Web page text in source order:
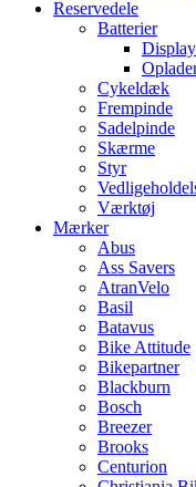
Reservedele
Batterier
Display
Cykeldæk
Frempinde
Sadelpinde
Skærme
Styr
Værktøj
Mærker
Abus
Ass Savers
AtranVelo
Basil
Batavus
Bike Attitude
Bikepartner
Blackburn
Bosch
Breezer
Brooks
Centurion